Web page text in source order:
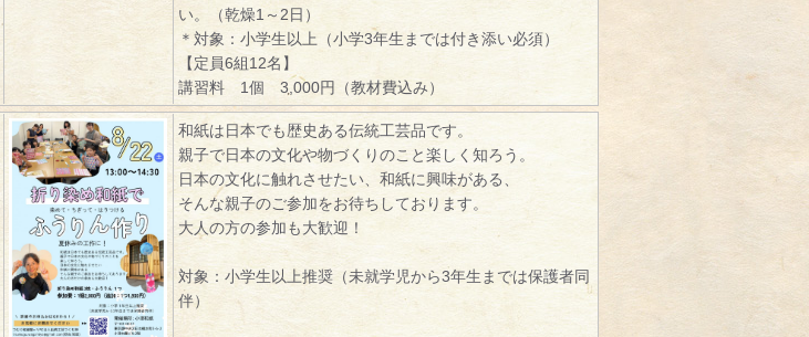
い。（乾燥1～2日）
＊対象：小学生以上（小学3年生までは付き添い必須）
【定員6組12名】
講習料 1個 3,000円（教材費込み）
和紙は日本でも歴史ある伝統工芸品です。
親子で日本の文化や物づくりのこと楽しく知ろう。
日本の文化に触れさせたい、和紙に興味がある、
そんな親子のご参加をお待ちしております。
大人の方の参加も大歓迎！
対象：小学生以上推奨（未就学児から3年生までは保護者同
伴）